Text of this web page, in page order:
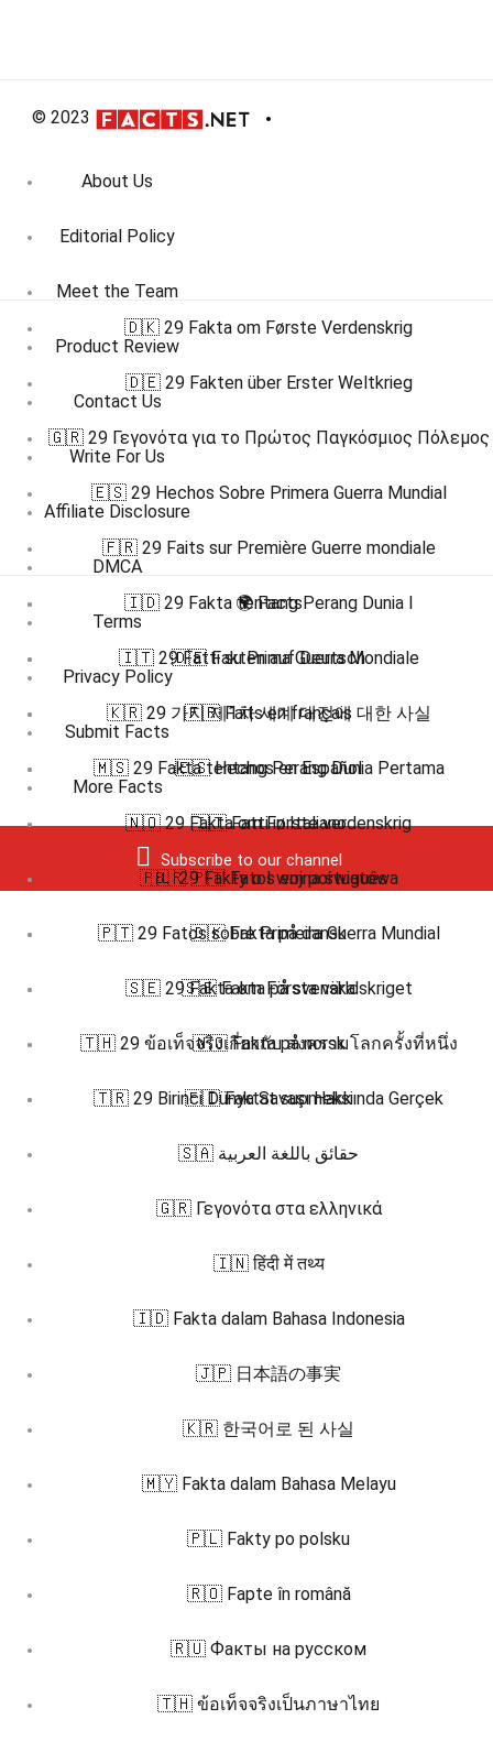
© 2023
About Us
Editorial Policy
Meet the Team
Product Review
Contact Us
Write For Us
Affiliate Disclosure
DMCA
Terms
Privacy Policy
Submit Facts
More Facts
Subscribe to our channel
🇩🇰 29 Fakta om Første Verdenskrig
🇩🇪 29 Fakten über Erster Weltkrieg
🇬🇷 29 Γεγονότα για το Πρώτος Παγκόσμιος Πόλεμος
🇪🇸 29 Hechos Sobre Primera Guerra Mundial
🇫🇷 29 Faits sur Première Guerre mondiale
🇮🇩 29 Fakta tentang Perang Dunia I
🇮🇹 29 Fatti su Prima Guerra Mondiale
🇰🇷 29 가지 제1차 세계 대전에 대한 사실
🇲🇸 29 Fakta tentang Perang Dunia Pertama
🇳🇴 29 Fakta om Første verdenskrig
🇵🇱 29 Fakty o I wojna światowa
🇵🇹 29 Fatos sobre Primeira Guerra Mundial
🇸🇪 29 Fakta om Första världskriget
🇹🇭 29 ข้อเท็จจริงเกี่ยวกับ สงครามโลกครั้งที่หนึ่ง
🇹🇷 29 Birinci Dünya Savaşı Hakkında Gerçek
🌍 Facts
🇩🇪 Fakten auf Deutsch
🇫🇷 Faits en français
🇪🇸 Hechos en Español
🇮🇹 Fatti in Italiano
🇧🇷 🇵🇹 Fatos em português
🇩🇰 Fakta på dansk
🇸🇪 Fakta på svenska
🇳🇴 Fakta på norsk
🇫🇮 Faktat suomeksi
🇸🇦 حقائق باللغة العربية
🇬🇷 Γεγονότα στα ελληνικά
🇮🇳 हिंदी में तथ्य
🇮🇩 Fakta dalam Bahasa Indonesia
🇯🇵 日本語の事実
🇰🇷 한국어로 된 사실
🇲🇾 Fakta dalam Bahasa Melayu
🇵🇱 Fakty po polsku
🇷🇴 Fapte în română
🇷🇺 Факты на русском
🇹🇭 ข้อเท็จจริงเป็นภาษาไทย